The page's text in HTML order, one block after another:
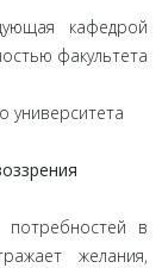
кафедрой
факультета
университета
в
желания,